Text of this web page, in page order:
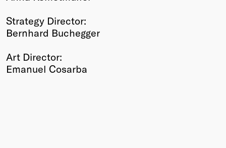
Strategy Director:
Bernhard Buchegger
Art Director:
Emanuel Cosarba